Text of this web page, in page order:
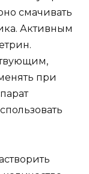
смачивать
Активным
при